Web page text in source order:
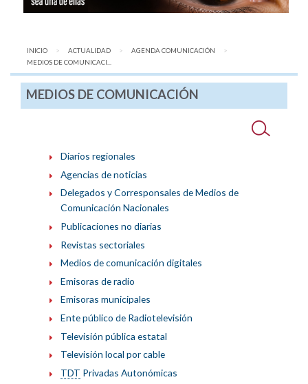
INICIO ACTUALIDAD
AGENDA COMUNICACIÓN
AQUÍ:
MEDIOS DE COMUNICACI...
MEDIOS DE COMUNICACIÓN
Diarios regionales
Agencias de noticias
Delegados y Corresponsales de Medios de
Comunicación Nacionales
Publicaciones no diarias
Revistas sectoriales
Medios de comunicación digitales
Emisoras de radio
Emisoras municipales
Ente público de Radiotelevisión
Televisión pública estatal
Televisión local por cable
TDT Privadas Autonómicas